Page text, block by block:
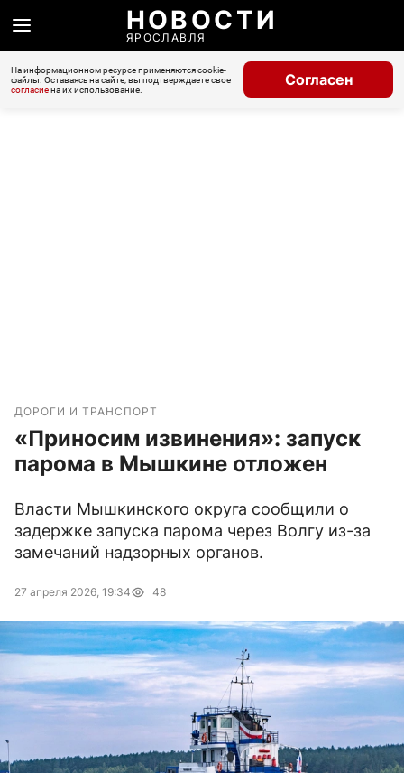
НОВОСТИ
ЯРОСЛАВЛЯ
На информационном ресурсе применяются cookie-
файлы. Оставаясь на сайте, вы подтверждаете свое
согласиена их использование.
Согласен
ДОРОГИ И ТРАНСПОРТ
«Приносим извинения»: запуск
парома в Мышкине отложен
Власти Мышкинского округа сообщили о
задержке запуска парома через Волгу из-за
замечаний надзорных органов.
27 апреля 2026, 19:34 48